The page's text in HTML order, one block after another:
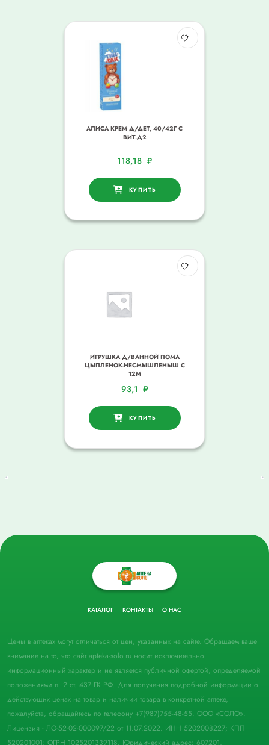
АЛИСА КРЕМ Д/ДЕТ, 40/42Г С
ВИТ.Д2
118,18 ₽
КУПИТЬ
ИГРУШКА Д/ВАННОЙ ПОМА
ЦЫПЛЕНОК-НЕСМЫШЛЕНЫШ С
12М
93,1 ₽
КУПИТЬ
КАТАЛОГ КОНТАКТЫ О НАС
Цены в аптеках могут отличаться от цен, указанных на сайте. Обращаем ваше
внимание на то, что сайт apteka-solo.ru носит исключительно
информационный характер и не является публичной офертой, определяемой
положениями п. 2 ст. 437 ГК РФ. Для получения подробной информации о
действующих ценах на товар и наличии товара в конкретной аптеке,
пожалуйста, обращайтесь по телефону +7(987)755-48-55. ООО «СОЛО».
Лицензия - ЛО-52-02-000097/22 от 11.07.2022. ИНН 5202008227; КПП
520201001; ОГРН 1025201339118. Юридический адрес: 607201,